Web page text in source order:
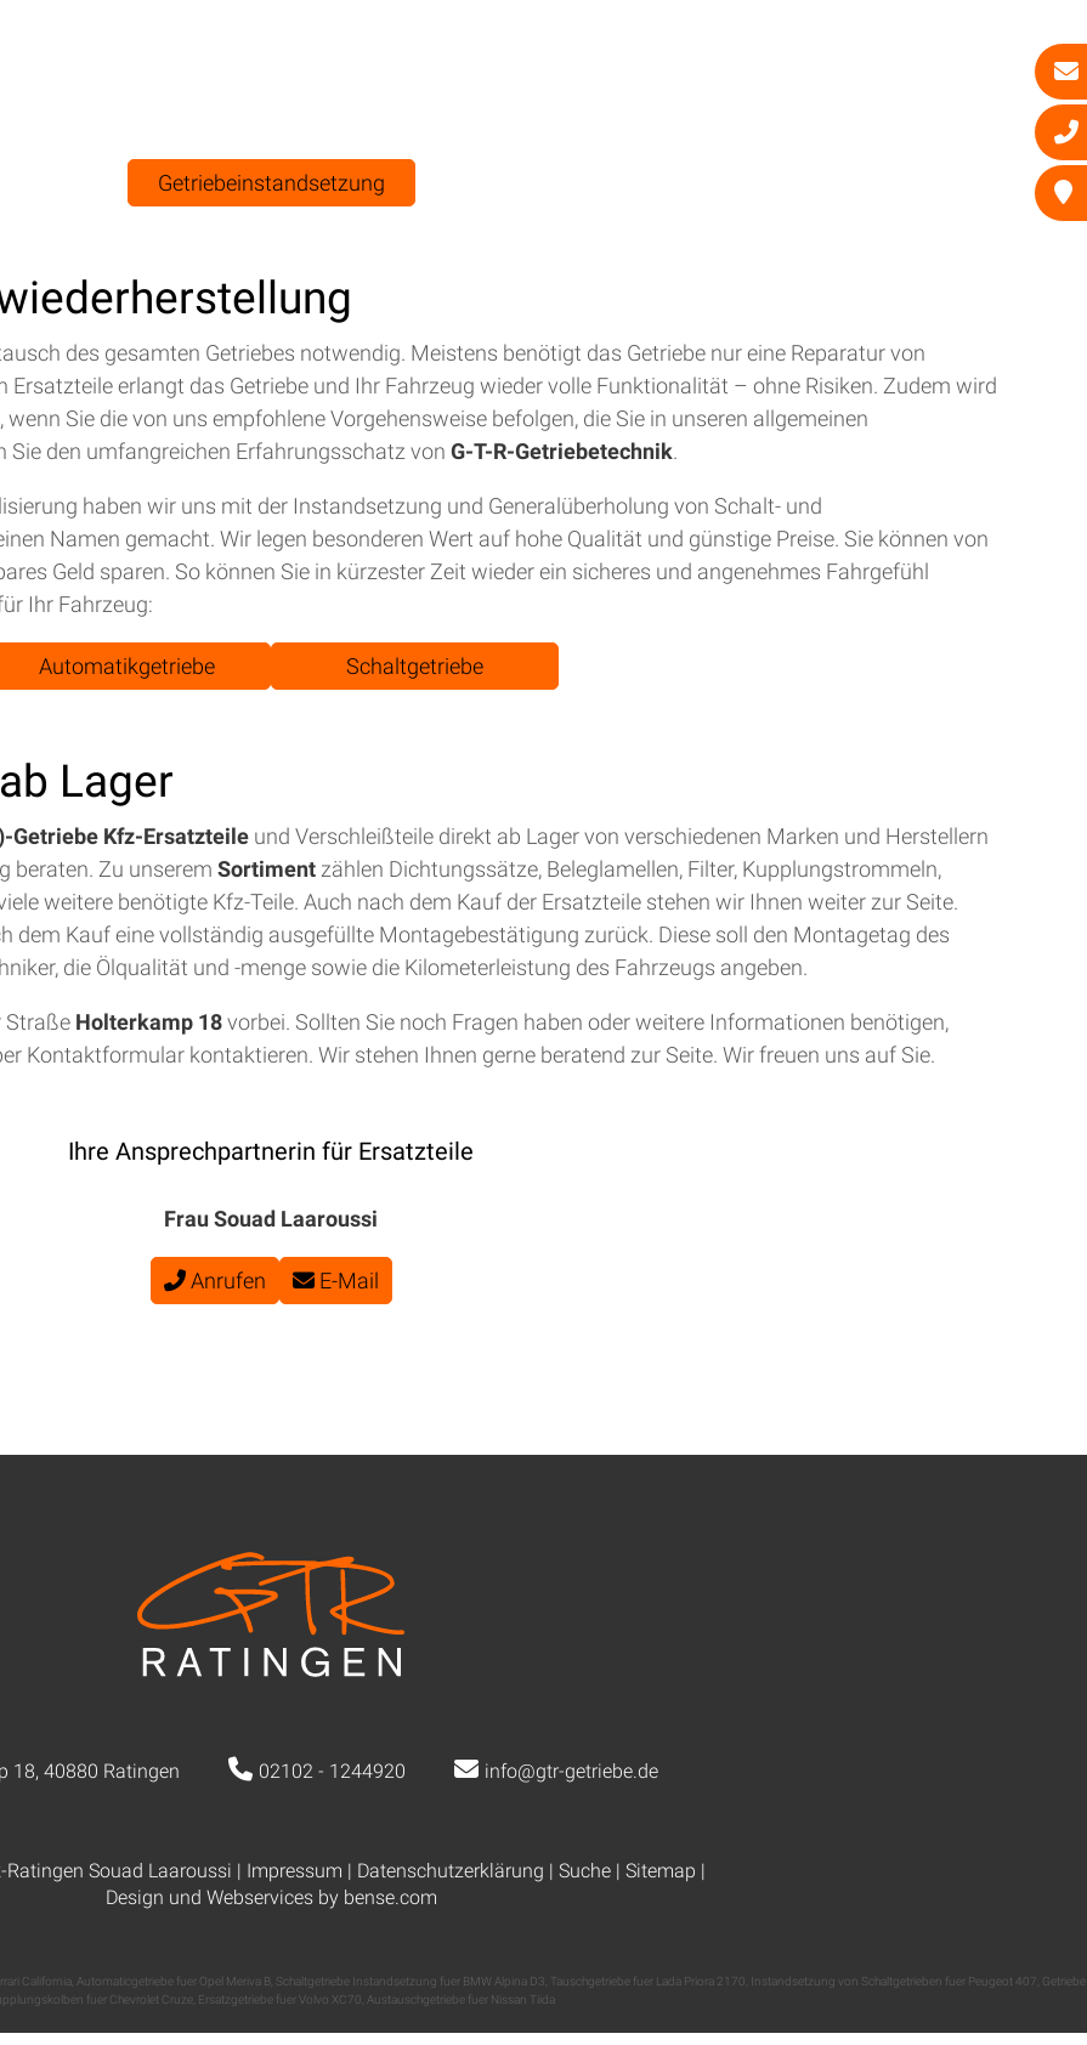
Getriebeinstandsetzung
des gesamten Getriebes notwendig. Meistens benötigt das Getriebe nur eine Reparatur von
Ersatzteile erlangt das Getriebe und Ihr Fahrzeug wieder volle Funktionalität – ohne Risiken. Zudem wird
Sie die von uns empfohlene Vorgehensweise befolgen, die Sie in unseren allgemeinen
den umfangreichen Erfahrungsschatz von G-T-R-Getriebetechnik.
haben wir uns mit der Instandsetzung und Generalüberholung von Schalt- und
Namen gemacht. Wir legen besonderen Wert auf hohe Qualität und günstige Preise. Sie können von
Geld sparen. So können Sie in kürzester Zeit wieder ein sicheres und angenehmes Fahrgefühl
Ihr Fahrzeug:
Automatikgetriebe Schaltgetriebe
Lager
Getriebe Kfz-Ersatzteile und Verschleißteile direkt ab Lager von verschiedenen Marken und Herstellern
beraten. Zu unserem Sortiment zählen Dichtungssätze, Beleglamellen, Filter, Kupplungstrommeln,
weitere benötigte Kfz-Teile. Auch nach dem Kauf der Ersatzteile stehen wir Ihnen weiter zur Seite.
dem Kauf eine vollständig ausgefüllte Montagebestätigung zurück. Diese soll den Montagetag des
die Ölqualität und -menge sowie die Kilometerleistung des Fahrzeugs angeben.
Straße Holterkamp 18vorbei. Sollten Sie noch Fragen haben oder weitere Informationen benötigen,
Kontaktformular kontaktieren. Wir stehen Ihnen gerne beratend zur Seite. Wir freuen uns auf Sie.
Ihre Ansprechpartnerin für Ersatzteile
Frau Souad Laaroussi
Anrufen E-Mail
18, 40880 Ratingen 02102 - 1244920 info@gtr-getriebe.de
Souad Laaroussi | Impressum | Datenschutzerklärung | Suche| Sitemap |
Design und Webservices by bense.com
California, Automaticgetriebe fuer Opel Meriva B Schaltgetriebe Instandsetzung fuer BMW Alpina D3 Tauschgetriebe fuer Lada Priora 2170 Instandsetzung von Schaltgetrieben fuer Peugeot 407 Getriebe
fuer Chevrolet Cruze, Ersatzgetriebe fuer Volvo XC70 Austauschgetriebe fuer Nissan Tiida